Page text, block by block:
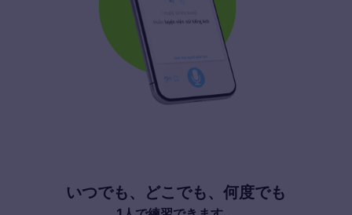
いつでも、どこでも、何度でも